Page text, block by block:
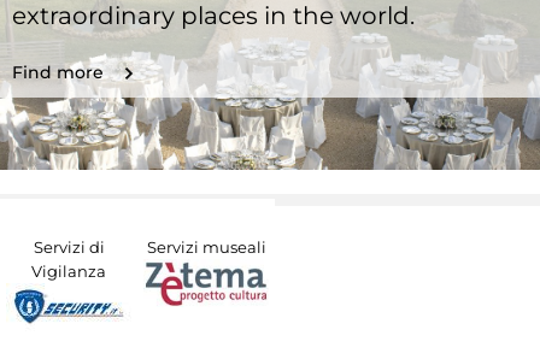
extraordinary places in the world.
Find more
Servizi di
Vigilanza
Servizi museali